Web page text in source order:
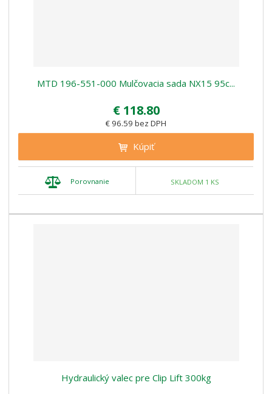
MTD 196-551-000 Mulčovacia sada NX15 95c...
€ 118.80
€ 96.59 bez DPH
Kúpiť
Porovnanie SKLADOM 1 KS
Hydraulický valec pre Clip Lift 300kg